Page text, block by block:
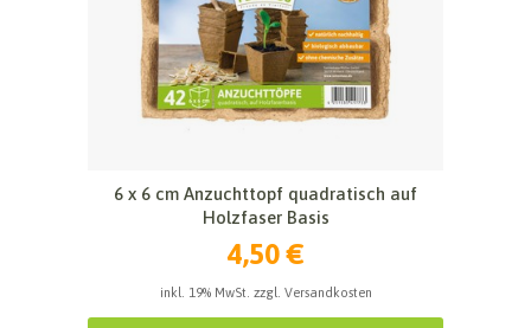
6 x 6 cm Anzuchttopf quadratisch auf
Holzfaser Basis
4,50 €
inkl. 19% MwSt. zzgl. Versandkosten